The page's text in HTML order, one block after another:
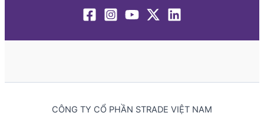
CÔNG TY CỔ PHẦN STRADE VIỆT NAM